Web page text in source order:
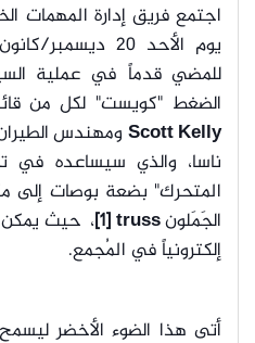
اجتمع فريق إدارة المهمات
يوم الأحد 20
للمضي قدماً في عملية
الضغط "كويست" لكل من قائد البعثة
Scott Kelly ومهندس
ناسا، والذي سيساعده في
المتحرك" بضعة بوصات إلى
الجَمَلون
[1]truss
، حيث يمكن
إلكترونياً في المُجمع.
أتى هذا الضوء الأخضر